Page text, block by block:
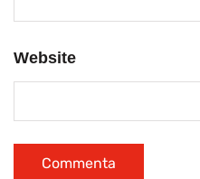
Website